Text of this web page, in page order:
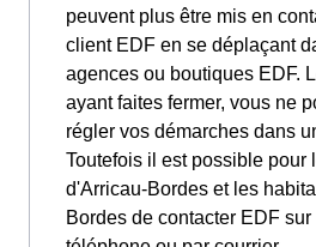
peuvent plus être mis en
client EDF en se déplaçant
agences ou boutiques EDF.
ayant faites fermer, vous ne
régler vos démarches dans
Toutefois il est possible pour
d'Arricau-Bordes et les
Bordes de contacter EDF